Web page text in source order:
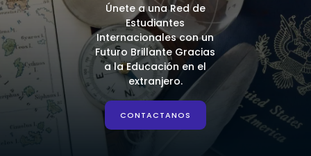
Únete a una Red de
Estudiantes
Internacionales con un
Futuro Brillante Gracias
a la Educación en el
extranjero.
CONTACTANOS